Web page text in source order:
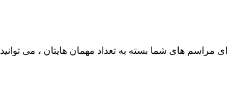
های شما بسته به تعداد مهمان هایتان ، می توانید